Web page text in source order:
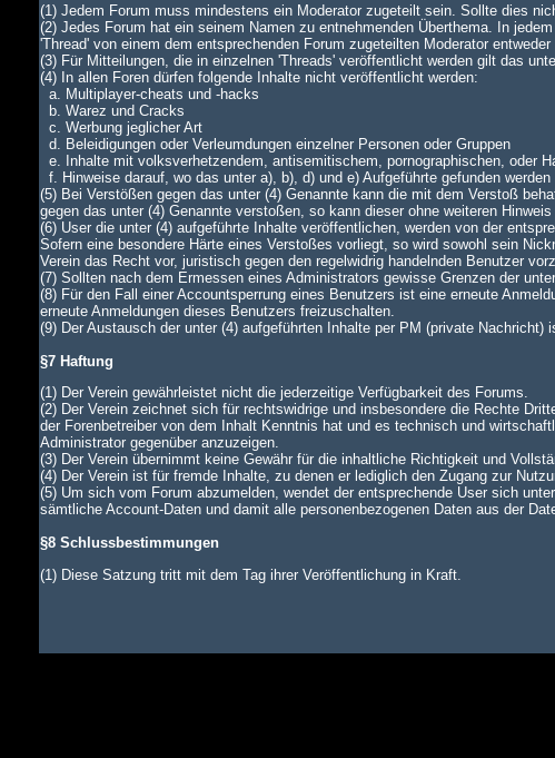
(1) Jedem Forum muss mindestens ein Moderator zugeteilt sein. Sollte dies
(2) Jedes Forum hat ein seinem Namen zu entnehmenden Überthema. In
'Thread' von einem dem entsprechenden Forum zugeteilten Moderator
(3) Für Mitteilungen, die in einzelnen 'Threads' veröffentlicht werden gilt das
(4) In allen Foren dürfen folgende Inhalte nicht veröffentlicht werden:
a. Multiplayer-cheats und -hacks
b. Warez und Cracks
c. Werbung jeglicher Art
d. Beleidigungen oder Verleumdungen einzelner Personen oder Gruppen
e. Inhalte mit volksverhetzendem, antisemitischem, pornographischen, oder
f. Hinweise darauf, wo das unter a), b), d) und e) Aufgeführte gefunden
(5) Bei Verstößen gegen das unter (4) Genannte kann die mit dem Verstoß
gegen das unter (4) Genannte verstoßen, so kann dieser ohne weiteren Hinweis
(6) User die unter (4) aufgeführte Inhalte veröffentlichen, werden von der
Sofern eine besondere Härte eines Verstoßes vorliegt, so wird sowohl sein
Verein das Recht vor, juristisch gegen den regelwidrig handelnden Benutzer
(7) Sollten nach dem Ermessen eines Administrators gewisse Grenzen der
(8) Für den Fall einer Accountsperrung eines Benutzers ist eine erneute
erneute Anmeldungen dieses Benutzers freizuschalten.
(9) Der Austausch der unter (4) aufgeführten Inhalte per PM (private Nachricht)
§7 Haftung
(1) Der Verein gewährleistet nicht die jederzeitige Verfügbarkeit des Forums.
(2) Der Verein zeichnet sich für rechtswidrige und insbesondere die Rechte
der Forenbetreiber von dem Inhalt Kenntnis hat und es technisch und
Administrator gegenüber anzuzeigen.
(3) Der Verein übernimmt keine Gewähr für die inhaltliche Richtigkeit und
(4) Der Verein ist für fremde Inhalte, zu denen er lediglich den Zugang zur
(5) Um sich vom Forum abzumelden, wendet der entsprechende User sich
sämtliche Account-Daten und damit alle personenbezogenen Daten aus der
§8 Schlussbestimmungen
(1) Diese Satzung tritt mit dem Tag ihrer Veröffentlichung in Kraft.